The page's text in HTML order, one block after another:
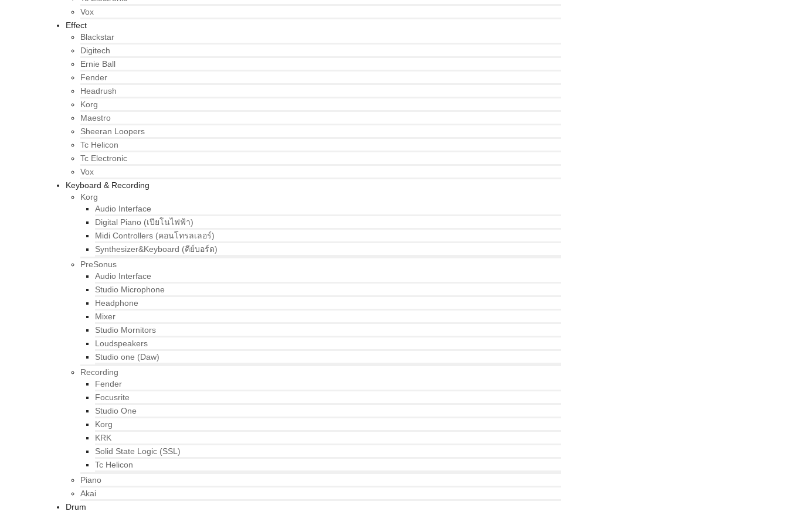
Vox
Effect
Blackstar
Digitech
Ernie Ball
Fender
Headrush
Korg
Maestro
Sheeran Loopers
Tc Helicon
Tc Electronic
Vox
Keyboard & Recording
Korg
Audio Interface
Digital Piano (เปียโนไฟฟ้า)
Midi Controllers (คอนโทรลเลอร์)
Synthesizer&Keyboard (คีย์บอร์ด)
PreSonus
Audio Interface
Studio Microphone
Headphone
Mixer
Studio Mornitors
Loudspeakers
Studio one (Daw)
Recording
Fender
Focusrite
Studio One
Korg
KRK
Solid State Logic (SSL)
Tc Helicon
Piano
Akai
Drum